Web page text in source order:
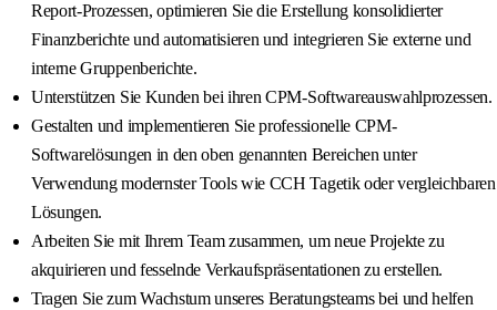
Report-Prozessen, optimieren Sie die Erstellung konsolidierter
Finanzberichte und automatisieren und integrieren Sie externe und
interne Gruppenberichte.
Unterstützen Sie Kunden bei ihren CPM-Softwareauswahlprozessen.
Gestalten und implementieren Sie professionelle CPM-
Softwarelösungen in den oben genannten Bereichen unter
Verwendung modernster Tools wie CCH Tagetik oder vergleichbaren
Lösungen.
Arbeiten Sie mit Ihrem Team zusammen, um neue Projekte zu
akquirieren und fesselnde Verkaufspräsentationen zu erstellen.
Tragen Sie zum Wachstum unseres Beratungsteams bei und helfen